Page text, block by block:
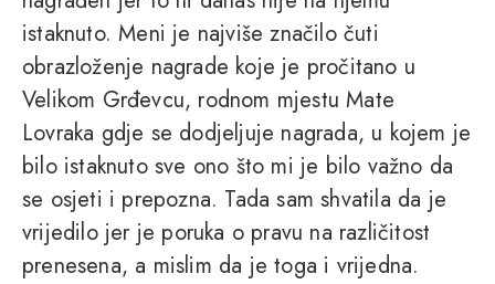
istaknuto. Meni je najviše značilo čuti
obrazloženje nagrade koje je pročitano u
Velikom Grđevcu, rodnom mjestu Mate
Lovraka gdje se dodjeljuje nagrada, u kojem je
bilo istaknuto sve ono što mi je bilo važno da
se osjeti i prepozna. Tada sam shvatila da je
vrijedilo jer je poruka o pravu na različitost
prenesena, a mislim da je toga i vrijedna.